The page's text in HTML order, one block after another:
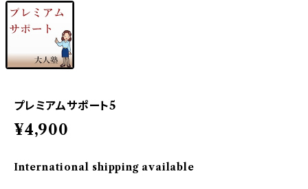
プレミアムサポート5
¥4,900
International shipping available